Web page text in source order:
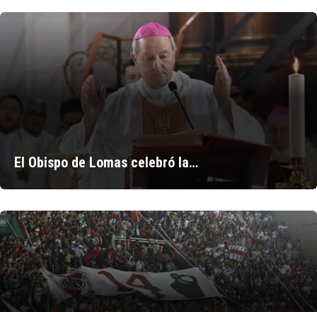
El Obispo de Lomas celebró la…